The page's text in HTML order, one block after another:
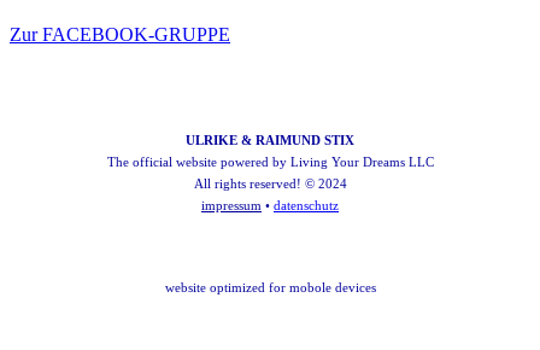
Zur FACEBOOK-GRUPPE
ULRIKE & RAIMUND STIX
The official website powered by Living Your Dreams LLC
All rights reserved! © 2024
impressum • datenschutz
website optimized for mobole devices